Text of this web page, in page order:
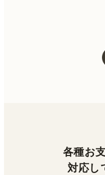
各種お
対応し